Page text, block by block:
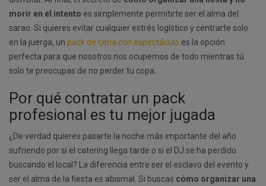
morir en el intento es simplemente permitirte ser el alma del
sarao. Si quieres evitar cualquier estrés logístico y centrarte solo
en la juerga, un pack de cena con espectáculo es la opción
perfecta para que nosotros nos ocupemos de todo mientras tú
solo te preocupas de no perder tu copa.
Por qué contratar un pack
profesional es tu mejor jugada
¿De verdad quieres pasarte la noche más importante del año
sufriendo por si el catering llega tarde o si el DJ se ha perdido
buscando el local? La diferencia entre ser el esclavo del evento y
ser el alma de la fiesta es abismal. Si buscas cómo organizar una